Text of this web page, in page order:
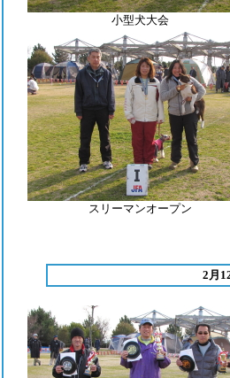
小型犬大会
スリーマンオープン
2月